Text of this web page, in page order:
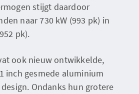
stijgt daardoor
naar 730 kW (993 pk) in
pk).
ook nieuw ontwikkelde,
inch gesmede aluminium
design. Ondanks hun grotere